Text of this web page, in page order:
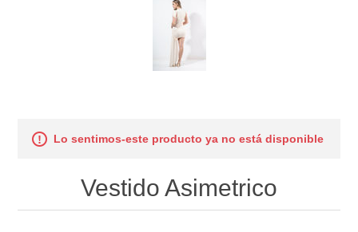
Lo sentimos-este producto ya no está disponible
Vestido Asimetrico